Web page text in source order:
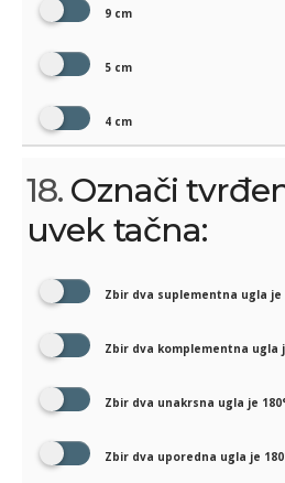
9 cm
5 cm
4 cm
18. Označi
uvek tačna:
Zbir dva suplementna ugla je
Zbir dva komplementna ugla
Zbir dva unakrsna ugla je
Zbir dva uporedna ugla je